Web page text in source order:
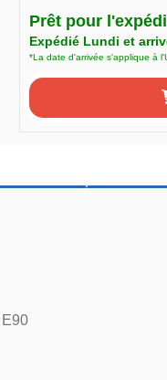
Prêt pour
Expédié Lundi et
*La date d'arrivée s'applique à